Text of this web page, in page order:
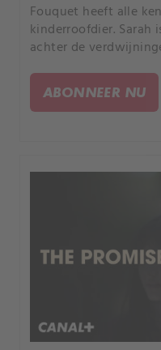
Fouquet heeft alle
kinderroofdier. Sarah
achter de
ABONNEER NU